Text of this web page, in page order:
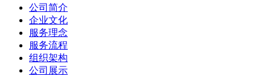
公司简介
企业文化
服务理念
服务流程
组织架构
公司展示